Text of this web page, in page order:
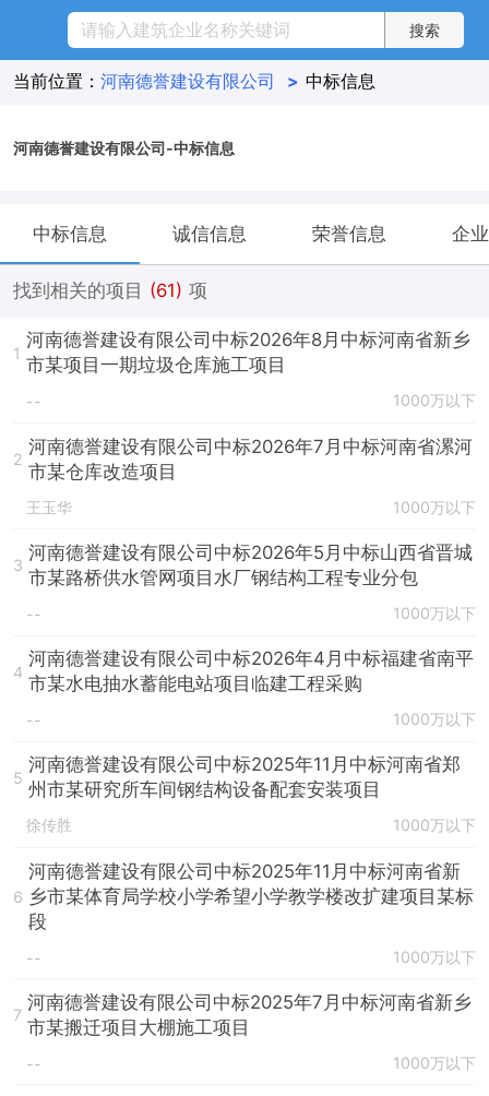
当前位置： 河南德誉建设有限公司 > 中标信息
河南德誉建设有限公司-中标信息
中标信息 诚信信息 荣誉信息 企
找到相关的项目 (61) 项
1
河南德誉建设有限公司中标2026年8月中标河南省新乡
市某项目一期垃圾仓库施工项目
-- 1000万以下
2
河南德誉建设有限公司中标2026年7月中标河南省漯河
市某仓库改造项目
王玉华 1000万以下
3
河南德誉建设有限公司中标2026年5月中标山西省晋城
市某路桥供水管网项目水厂钢结构工程专业分包
-- 1000万以下
4
河南德誉建设有限公司中标2026年4月中标福建省南平
市某水电抽水蓄能电站项目临建工程采购
-- 1000万以下
5
河南德誉建设有限公司中标2025年11月中标河南省郑
州市某研究所车间钢结构设备配套安装项目
徐传胜 1000万以下
6
河南德誉建设有限公司中标2025年11月中标河南省新
乡市某体育局学校小学希望小学教学楼改扩建项目某标
段
-- 1000万以下
7
河南德誉建设有限公司中标2025年7月中标河南省新乡
市某搬迁项目大棚施工项目
-- 1000万以下